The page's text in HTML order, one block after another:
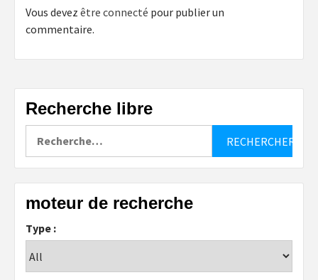
Vous devez être connecté pour publier un
commentaire.
Recherche libre
moteur de recherche
Type :